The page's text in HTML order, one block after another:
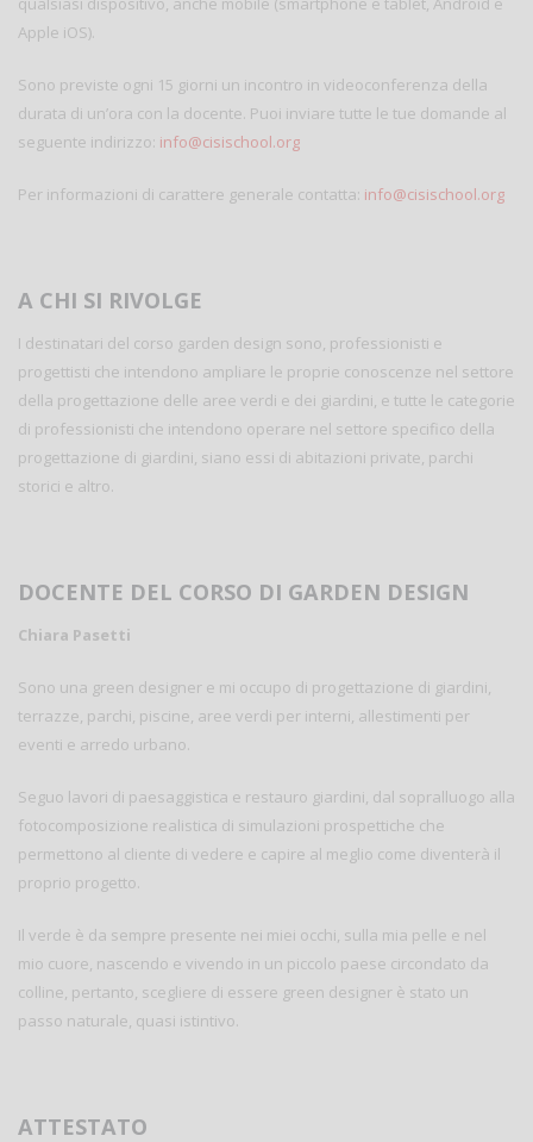
Apple iOS).
Sono previste ogni 15 giorni un incontro in videoconferenza della
durata di un’ora con la docente. Puoi inviare tutte le tue domande al
seguente indirizzo: info@cisischool.org
Per informazioni di carattere generale contatta: info@cisischool.org
A CHI SI RIVOLGE
I destinatari del corso garden design sono, professionisti e
progettisti che intendono ampliare le proprie conoscenze nel settore
della progettazione delle aree verdi e dei giardini, e tutte le categorie
di professionisti che intendono operare nel settore specifico della
progettazione di giardini, siano essi di abitazioni private, parchi
storici e altro.
DOCENTE DEL CORSO DI GARDEN DESIGN
Chiara Pasetti
Sono una green designer e mi occupo di progettazione di giardini,
terrazze, parchi, piscine, aree verdi per interni, allestimenti per
eventi e arredo urbano.
Seguo lavori di paesaggistica e restauro giardini, dal sopralluogo alla
fotocomposizione realistica di simulazioni prospettiche che
permettono al cliente di vedere e capire al meglio come diventerà il
proprio progetto.
Il verde è da sempre presente nei miei occhi, sulla mia pelle e nel
mio cuore, nascendo e vivendo in un piccolo paese circondato da
colline, pertanto, scegliere di essere green designer è stato un
passo naturale, quasi istintivo.
ATTESTATO